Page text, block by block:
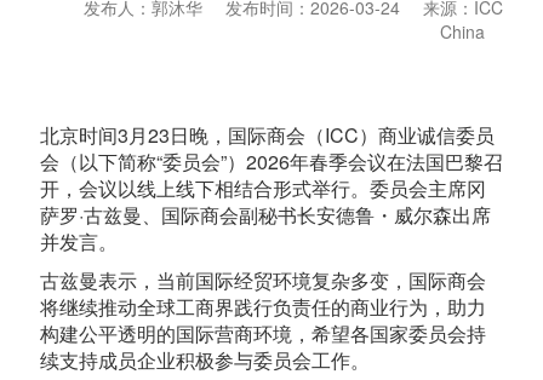
发布人：郭沐华 发布时间：2026-03-24
来源：ICC
China
北京时间3月23日晚，国际商会（ICC）商业诚信委员
会（以下简称“委员会”）2026年春季会议在法国巴黎召
开，会议以线上线下相结合形式举行。委员会主席冈
萨罗·古兹曼、国际商会副秘书长安德鲁・威尔森出席
并发言。
古兹曼表示，当前国际经贸环境复杂多变，国际商会
将继续推动全球工商界践行负责任的商业行为，助力
构建公平透明的国际营商环境，希望各国家委员会持
续支持成员企业积极参与委员会工作。